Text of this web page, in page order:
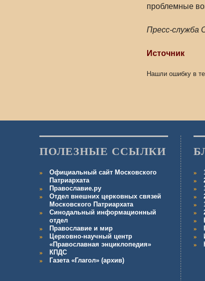
проблемные
Пресс-служба
Источник
Нашли ошибку в
ПОЛЕЗНЫЕ ССЫЛКИ
Официальный сайт Московского
Патриархата
Православие.ру
Отдел внешних церковных связей
Московского Патриархата
Синодальный информационный
отдел
Православие и мир
Церковно-научный центр
«Православная энциклопедия»
КПДС
Газета «Глагол» (архив)